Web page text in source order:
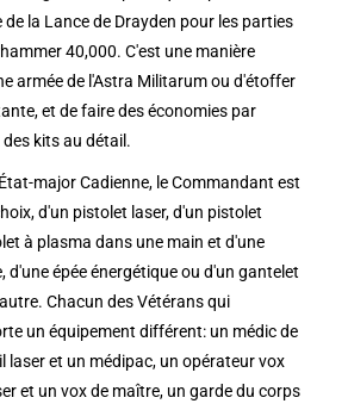
la Lance de Drayden pour les parties
40,000. C'est une manière
armée de l'Astra Militarum ou d'étoffer
et de faire des économies par
kits au détail.
major Cadienne, le Commandant est
d'un pistolet laser, d'un pistolet
à plasma dans une main et d'une
d'une épée énergétique ou d'un gantelet
Chacun des Vétérans qui
un équipement différent: un médic de
laser et un médipac, un opérateur vox
et un vox de maître, un garde du corps